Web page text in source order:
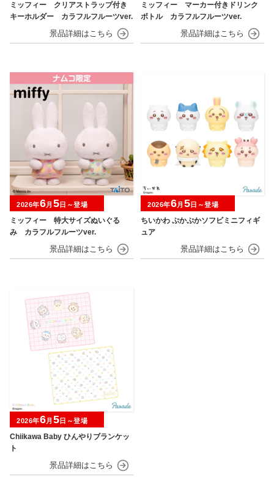
ミッフィー クリアストラップ付き
キーホルダー カラフルフルーツver.
ミッフィー マーカー付きドリンク
ボトル カラフルフルーツver.
ミッフィー 特大サイズぬいぐる
み カラフルフルーツver.
2026年6月 5 日～登場
ちいかわ ぷかぷかソフビミニフィギ
ュア
2026年6月 5 日～登場
Chiikawa Baby ひんやりブランケッ
ト
2026年6月 5日～登場